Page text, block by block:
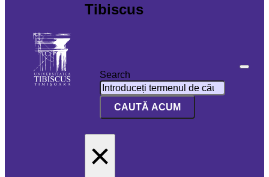
Tibiscus
Search
CAUTĂ ACUM
×